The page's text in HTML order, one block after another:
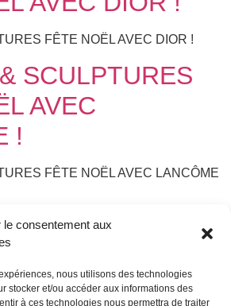
le consentement aux
nous utilisons des technologies
stocker et/ou accéder aux informations des
à ces technologies nous permettra de traiter
FÊTE NOËL AVEC DIOR !
SCULPTURES
AVEC
!
FÊTE NOËL AVEC LANCÔME
UP DES SOINS
du stand Pop-up des soins Codage